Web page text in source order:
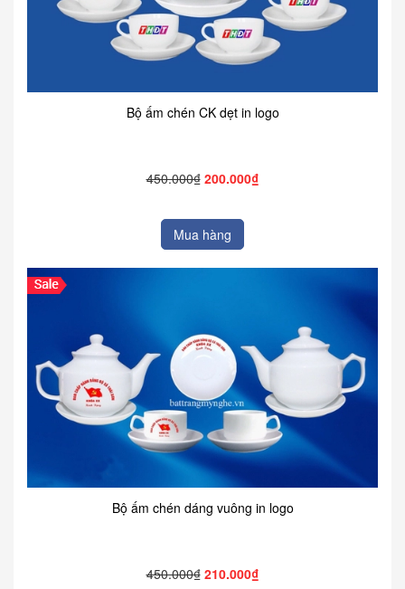
Bộ ấm chén CK dẹt in logo
450.000₫ 200.000₫
Mua hàng
Bộ ấm chén dáng vuông in logo
450.000₫ 210.000₫